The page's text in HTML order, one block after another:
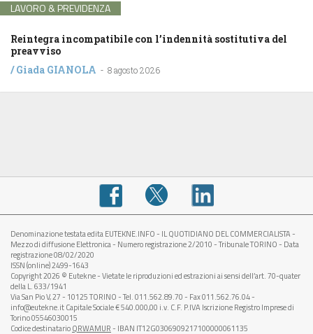
LAVORO & PREVIDENZA
Reintegra incompatibile con l’indennità sostitutiva del
preavviso
/Giada GIANOLA - 8 agosto 2026
Denominazione testata edita EUTEKNE.INFO - IL QUOTIDIANO DEL COMMERCIALISTA -
Mezzo di diffusione Elettronica - Numero registrazione 2/2010 - Tribunale TORINO - Data
registrazione 08/02/2020
ISSN (online) 2499-1643
Copyright 2026 © Eutekne - Vietate le riproduzioni ed estrazioni ai sensi dell’art. 70-quater
della L. 633/1941
Via San Pio V, 27 - 10125 TORINO - Tel. 011.562.89.70 - Fax 011.562.76.04 -
info@eutekne.it Capitale Sociale € 540.000,00 i.v. C.F. P.IVA Iscrizione Registro Imprese di
Torino 05546030015
Codice destinatarioQRWAMUR- IBAN IT12G0306909217100000061135